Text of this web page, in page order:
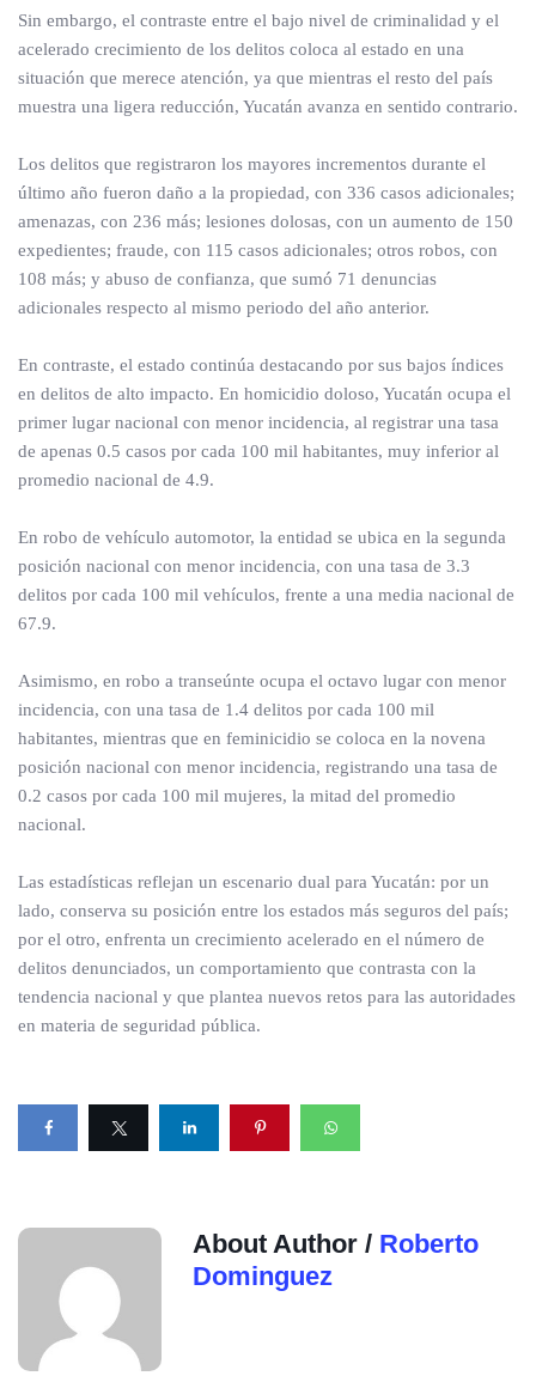
Sin embargo, el contraste entre el bajo nivel de criminalidad y el
acelerado crecimiento de los delitos coloca al estado en una
situación que merece atención, ya que mientras el resto del país
muestra una ligera reducción, Yucatán avanza en sentido contrario.
Los delitos que registraron los mayores incrementos durante el
último año fueron daño a la propiedad, con 336 casos adicionales;
amenazas, con 236 más; lesiones dolosas, con un aumento de 150
expedientes; fraude, con 115 casos adicionales; otros robos, con
108 más; y abuso de confianza, que sumó 71 denuncias
adicionales respecto al mismo periodo del año anterior.
En contraste, el estado continúa destacando por sus bajos índices
en delitos de alto impacto. En homicidio doloso, Yucatán ocupa el
primer lugar nacional con menor incidencia, al registrar una tasa
de apenas 0.5 casos por cada 100 mil habitantes, muy inferior al
promedio nacional de 4.9.
En robo de vehículo automotor, la entidad se ubica en la segunda
posición nacional con menor incidencia, con una tasa de 3.3
delitos por cada 100 mil vehículos, frente a una media nacional de
67.9.
Asimismo, en robo a transeúnte ocupa el octavo lugar con menor
incidencia, con una tasa de 1.4 delitos por cada 100 mil
habitantes, mientras que en feminicidio se coloca en la novena
posición nacional con menor incidencia, registrando una tasa de
0.2 casos por cada 100 mil mujeres, la mitad del promedio
nacional.
Las estadísticas reflejan un escenario dual para Yucatán: por un
lado, conserva su posición entre los estados más seguros del país;
por el otro, enfrenta un crecimiento acelerado en el número de
delitos denunciados, un comportamiento que contrasta con la
tendencia nacional y que plantea nuevos retos para las autoridades
en materia de seguridad pública.
About Author / Roberto
Dominguez